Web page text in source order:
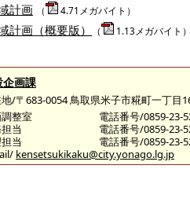
計画 （ 4.71メガバイト）
計画（概要版） （ 1.13メガバイト）
企画課
/〒683-0054 鳥取県米子市糀町一丁目
整室
電話番号/0859-23-
当
電話番号/0859-23-
当
電話番号/0859-23-
kensetsukikaku@city.yonago.lg.jp